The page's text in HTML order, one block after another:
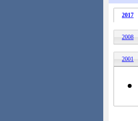
2017
2008
2001